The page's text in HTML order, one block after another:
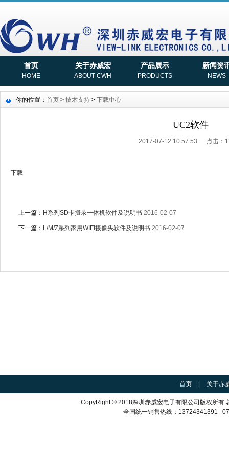
首页
HOME
关于赤威宏
ABOUT CWH
产品展示
PRODUCTS
新闻资
NEWS
你的位置： 首页 > 技术支持 > 下载中心
UC2软件
2017-07-12 10:57:53 点击：
下载
上一篇： H系列SD卡摄录一体机软件及说明书 2016-02-07
下一篇： L/M/Z系列家用WIFI摄像头软件及说明书 2016-02-07
首页 关于赤
CopyRight © 2018深圳赤威宏电子有限公司版权所有
全国统一销售热线：13724341391